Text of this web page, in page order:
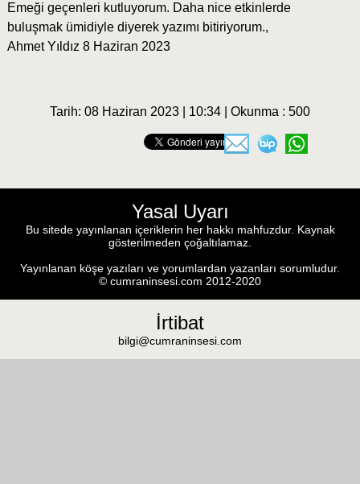
Emeği geçenleri kutluyorum. Daha nice etkinlerde
buluşmak ümidiyle diyerek yazımı bitiriyorum.,
Ahmet Yıldız 8 Haziran 2023
Tarih: 08 Haziran 2023 | 10:34 | Okunma : 500
Yasal Uyarı
Bu sitede yayınlanan içeriklerin her hakkı mahfuzdur. Kaynak
gösterilmeden çoğaltılamaz.
Yayınlanan köşe yazıları ve yorumlardan yazanları sorumludur.
© cumraninsesi.com 2012-2020
İrtibat
bilgi@cumraninsesi.com